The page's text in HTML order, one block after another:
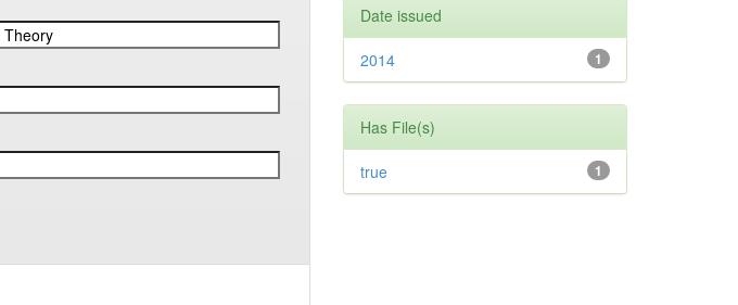
Date issued
1
2014
Has File(s)
1
true